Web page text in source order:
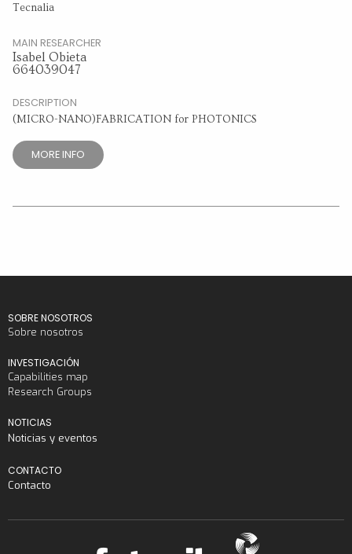
Tecnalia
MAIN RESEARCHER
Isabel Obieta
664039047
DESCRIPTION
(MICRO-NANO)FABRICATION for PHOTONICS
MORE INFO
SOBRE NOSOTROS
Sobre nosotros
INVESTIGACIÓN
Capabilities map
Research Groups
NOTICIAS
Noticias y eventos
CONTACTO
Contacto